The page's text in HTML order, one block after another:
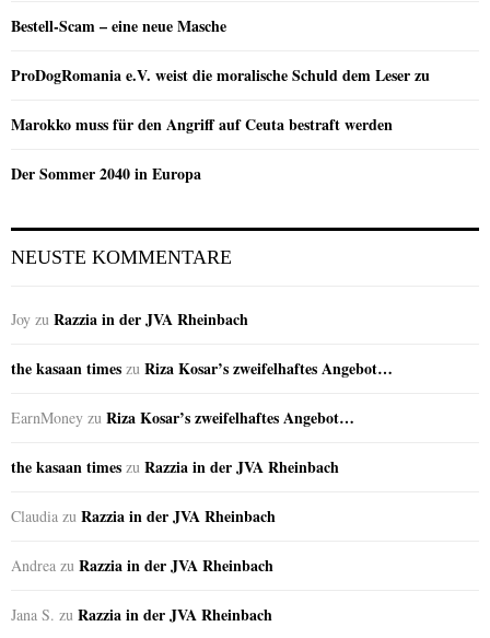
Bestell-Scam – eine neue Masche
ProDogRomania e.V. weist die moralische Schuld dem Leser zu
Marokko muss für den Angriff auf Ceuta bestraft werden
Der Sommer 2040 in Europa
NEUSTE KOMMENTARE
Joy zu Razzia in der JVA Rheinbach
the kasaan times zu Riza Kosar’s zweifelhaftes Angebot…
EarnMoney zu Riza Kosar’s zweifelhaftes Angebot…
the kasaan times zu Razzia in der JVA Rheinbach
Claudia zu Razzia in der JVA Rheinbach
Andrea zu Razzia in der JVA Rheinbach
Jana S. zu Razzia in der JVA Rheinbach